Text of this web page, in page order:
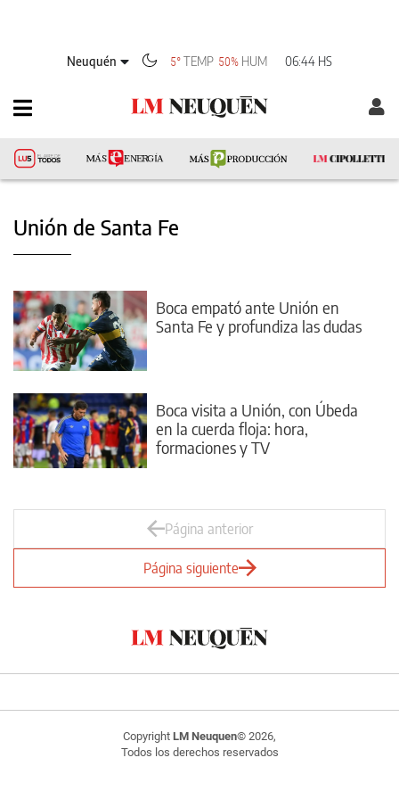
Neuquén 5° TEMP 50% HUM 06:44 HS
Unión de Santa Fe
Boca empató ante Unión en
Santa Fe y profundiza las dudas
Boca visita a Unión, con Úbeda
en la cuerda floja: hora,
formaciones y TV
Página anterior
Página siguiente
Copyright LM Neuquen© 2026,
Todos los derechos reservados